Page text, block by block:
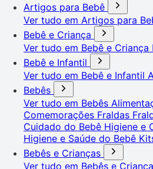
Artigos para Bebê
Ver tudo em Artigos para
Bebê e Criança
Ver tudo em Bebê e Criança
Bebê e Infantil
Ver tudo em Bebê e Infantil
Bebês
Ver tudo em Bebês
Comemorações Fraldas
Cuidado do Bebê Higiene e
Higiene e Saúde do Bebê
Bebês e Crianças
Ver tudo em Bebês e